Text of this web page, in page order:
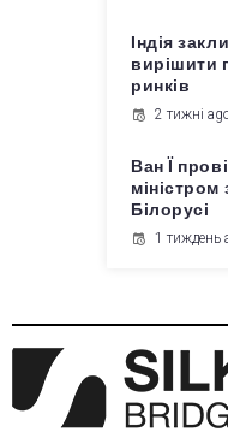
Індія
вирішити
ринків
2 тижні
Ван Ї
Білорусі
1 тиждень